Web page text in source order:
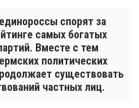
спорят за
самых богатых
Вместе с тем
политических
существовать
частных лиц.